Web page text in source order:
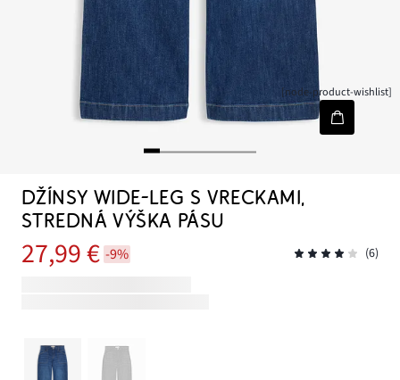
[node-product-wishlist]
DŽÍNSY WIDE-LEG S VRECKAMI,
STREDNÁ VÝŠKA PÁSU
27,99 € -9% (6)